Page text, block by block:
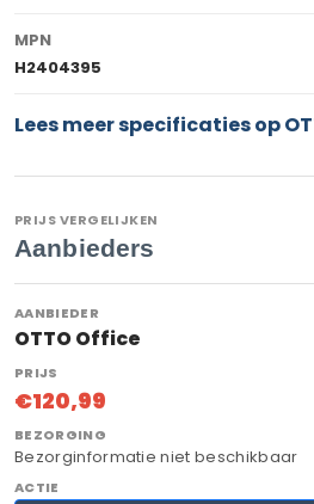
MPN
H2404395
Lees meer specificaties op
PRIJS VERGELIJKEN
Aanbieders
OTTO Office
€120,99
Bezorginformatie niet beschikbaar